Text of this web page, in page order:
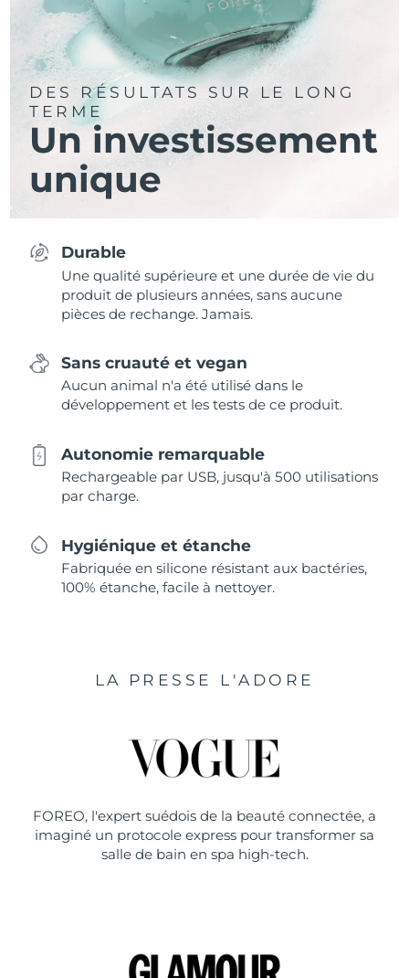
DES RÉSULTATS SUR LE LONG
TERME
Un investissement
unique
Durable
Une qualité supérieure et une durée de vie du
produit de plusieurs années, sans aucune
pièces de rechange. Jamais.
Sans cruauté et vegan
Aucun animal n'a été utilisé dans le
développement et les tests de ce produit.
Autonomie remarquable
Rechargeable par USB, jusqu'à 500 utilisations
par charge.
Hygiénique et étanche
Fabriquée en silicone résistant aux bactéries,
100% étanche, facile à nettoyer.
LA PRESSE L'ADORE
FOREO, l'expert suédois de la beauté connectée, a
imaginé un protocole express pour transformer sa
salle de bain en spa high-tech.